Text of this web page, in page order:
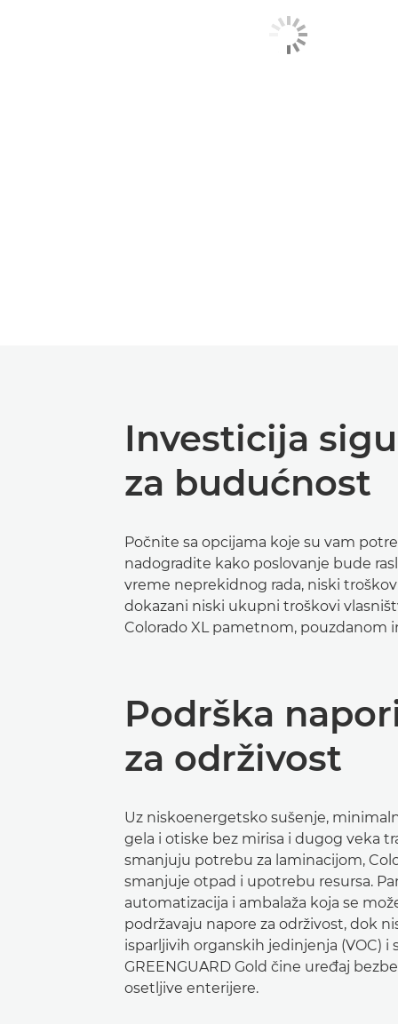
Investicija
za budućnost
Počnite sa opcijama koje su vam
nadogradite kako poslovanje bude
vreme neprekidnog rada, niski
dokazani niski ukupni troškovi
Colorado XL pametnom, pouzdanom
Podrška
za održivost
Uz niskoenergetsko sušenje,
gela i otiske bez mirisa i dugog veka
smanjuju potrebu za laminacijom,
smanjuje otpad i upotrebu resursa.
automatizacija i ambalaža koja se
podržavaju napore za održivost, dok
isparljivih organskih jedinjenja (VOC) i
GREENGUARD Gold čine uređaj
osetljive enterijere.